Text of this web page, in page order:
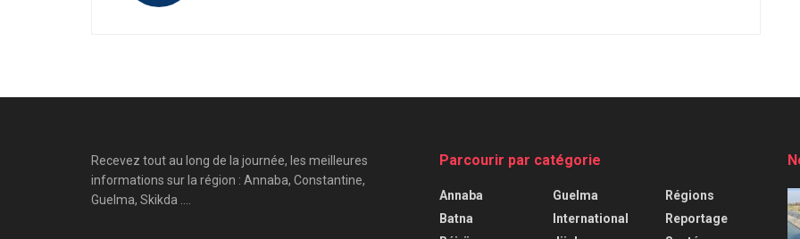
Recevez tout au long de la journée, les meilleures
informations sur la région : Annaba, Constantine,
Guelma, Skikda ....
Parcourir par catégorie
Annaba
Batna
Guelma
International
Régions
Reportage